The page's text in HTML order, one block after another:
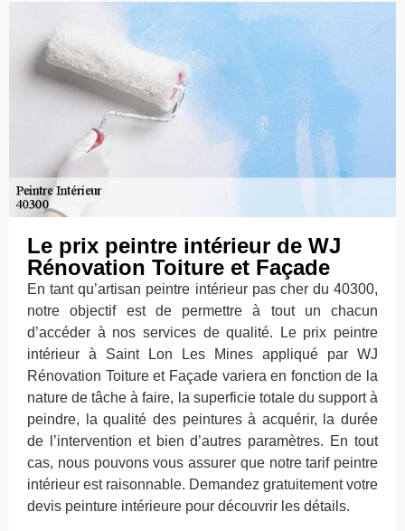
Le prix peintre intérieur de WJ
Rénovation Toiture et Façade
En tant qu’artisan peintre intérieur pas cher du 40300,
notre objectif est de permettre à tout un chacun
d’accéder à nos services de qualité. Le prix peintre
intérieur à Saint Lon Les Mines appliqué par WJ
Rénovation Toiture et Façade variera en fonction de la
nature de tâche à faire, la superficie totale du support à
peindre, la qualité des peintures à acquérir, la durée
de l’intervention et bien d’autres paramètres. En tout
cas, nous pouvons vous assurer que notre tarif peintre
intérieur est raisonnable. Demandez gratuitement votre
devis peinture intérieure pour découvrir les détails.